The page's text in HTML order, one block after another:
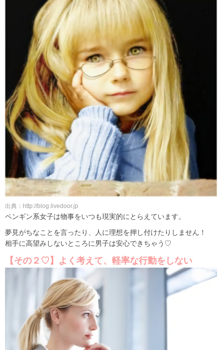
出典：http://blog.livedoor.jp
ペンギン系女子は物事をいつも現実的にとらえています。
夢見がちなことを言ったり、人に理想を押し付けたりしません！
相手に高望みしないところに男子は安心できちゃう♡
【その２♡】よく考えて、軽率な行動をしない